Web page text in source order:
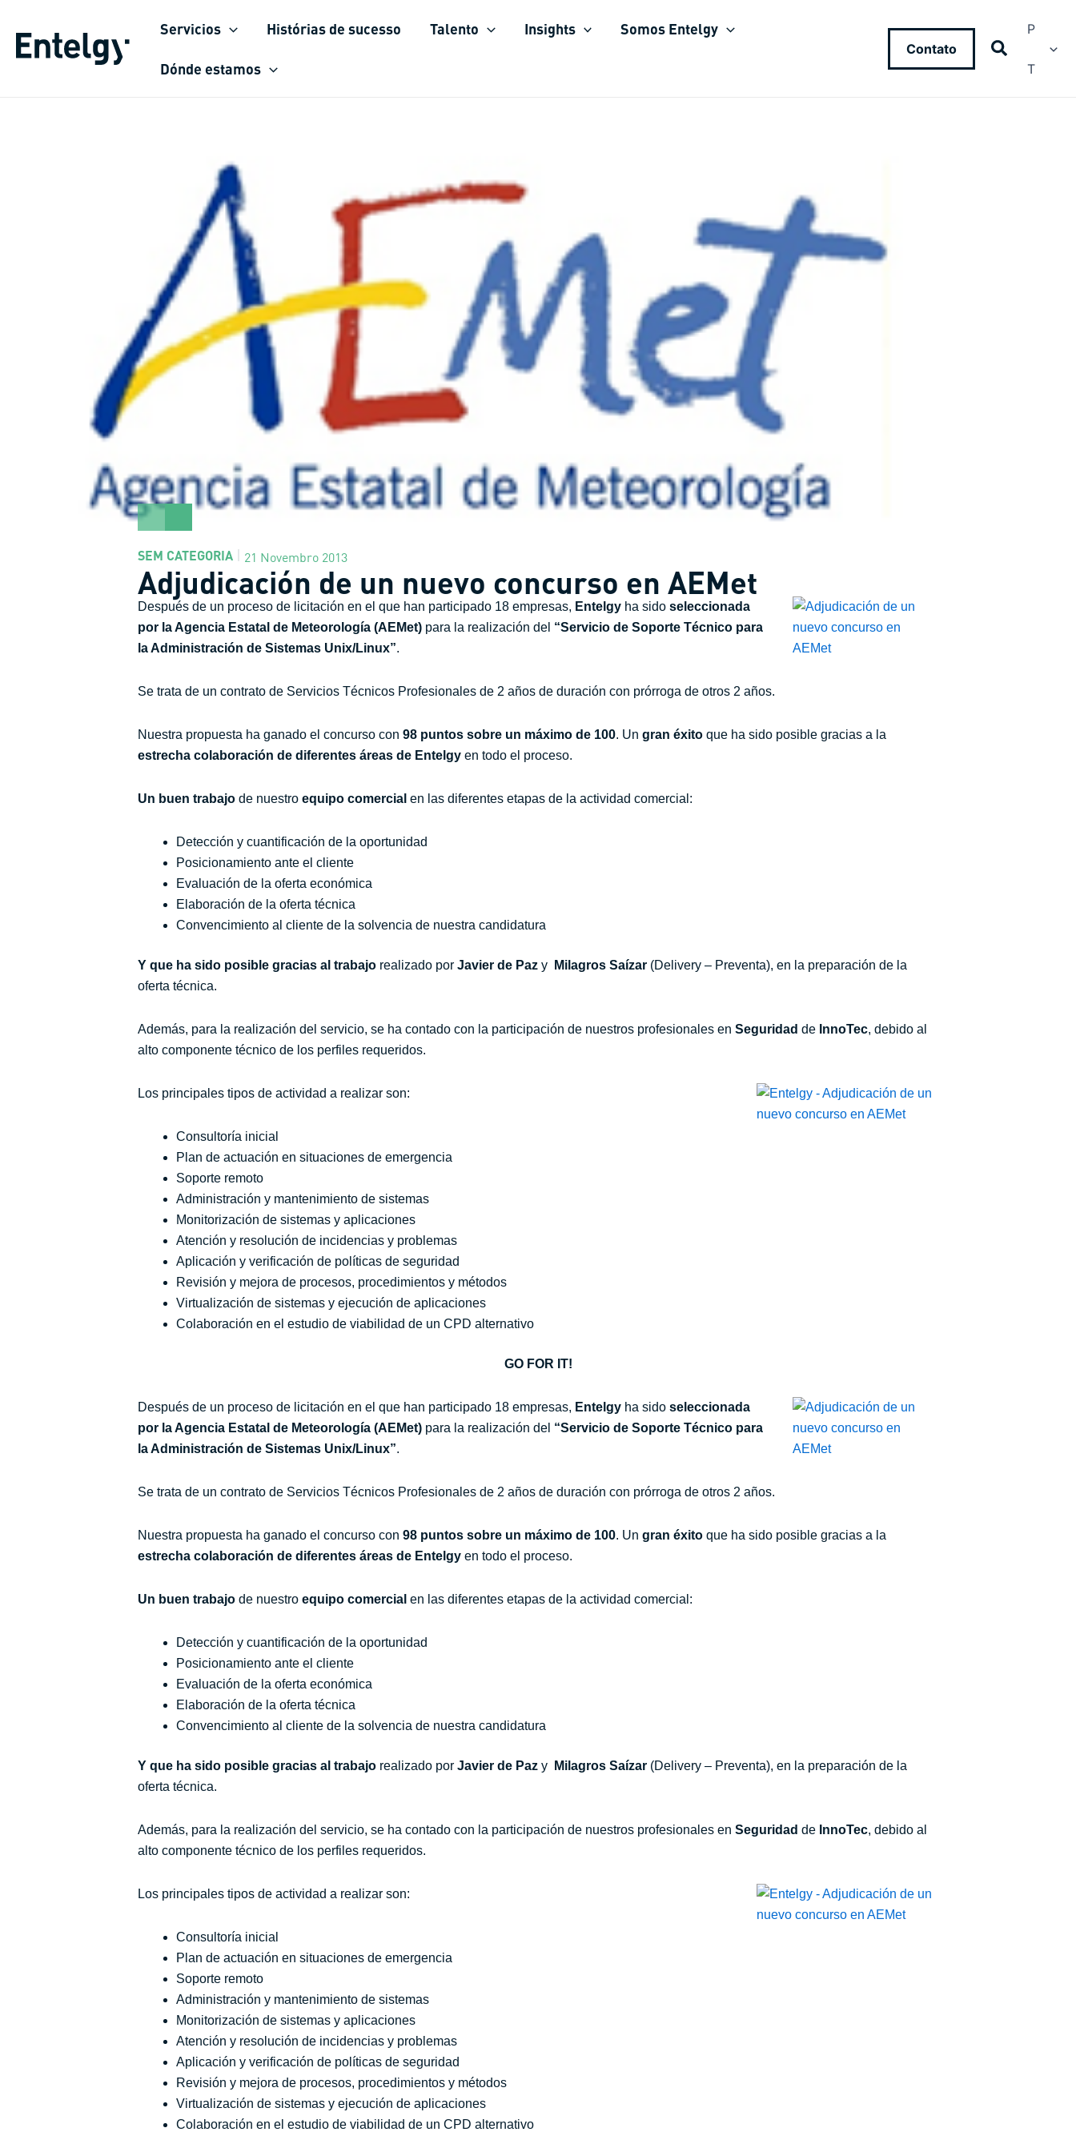
para
Servicios Histórias de sucesso Talento Insights Somos Entelgy
Dónde estamos
Contato
P
T
SEM CATEGORIA 21 Novembro 2013
Adjudicación de un nuevo concurso en AEMet
Después de un proceso de licitación en el que han participado 18 empresas, Entelgy ha sido seleccionada
por la Agencia Estatal de Meteorología (AEMet) para la realización del “Servicio de Soporte Técnico para
la Administración de Sistemas Unix/Linux”.
Se trata de un contrato de Servicios Técnicos Profesionales de 2 años de duración con prórroga de otros 2 años.
Nuestra propuesta ha ganado el concurso con 98 puntos sobre un máximo de 100. Un gran éxito que ha sido posible gracias a la
estrecha colaboración de diferentes áreas de Entelgy en todo el proceso.
Un buen trabajo de nuestro equipo comercial en las diferentes etapas de la actividad comercial:
Detección y cuantificación de la oportunidad
Posicionamiento ante el cliente
Evaluación de la oferta económica
Elaboración de la oferta técnica
Convencimiento al cliente de la solvencia de nuestra candidatura
Y que ha sido posible gracias al trabajo realizado por Javier de Paz y Milagros Saízar (Delivery – Preventa), en la preparación de la
oferta técnica.
Además, para la realización del servicio, se ha contado con la participación de nuestros profesionales en Seguridad de InnoTec, debido al
alto componente técnico de los perfiles requeridos.
Los principales tipos de actividad a realizar son:
Consultoría inicial
Plan de actuación en situaciones de emergencia
Soporte remoto
Administración y mantenimiento de sistemas
Monitorización de sistemas y aplicaciones
Atención y resolución de incidencias y problemas
Aplicación y verificación de políticas de seguridad
Revisión y mejora de procesos, procedimientos y métodos
Virtualización de sistemas y ejecución de aplicaciones
Colaboración en el estudio de viabilidad de un CPD alternativo
GO FOR IT!
Después de un proceso de licitación en el que han participado 18 empresas, Entelgy ha sido seleccionada
por la Agencia Estatal de Meteorología (AEMet) para la realización del “Servicio de Soporte Técnico para
la Administración de Sistemas Unix/Linux”.
Se trata de un contrato de Servicios Técnicos Profesionales de 2 años de duración con prórroga de otros 2 años.
Nuestra propuesta ha ganado el concurso con 98 puntos sobre un máximo de 100. Un gran éxito que ha sido posible gracias a la
estrecha colaboración de diferentes áreas de Entelgy en todo el proceso.
Un buen trabajo de nuestro equipo comercial en las diferentes etapas de la actividad comercial:
Detección y cuantificación de la oportunidad
Posicionamiento ante el cliente
Evaluación de la oferta económica
Elaboración de la oferta técnica
Convencimiento al cliente de la solvencia de nuestra candidatura
Y que ha sido posible gracias al trabajo realizado por Javier de Paz y Milagros Saízar (Delivery – Preventa), en la preparación de la
oferta técnica.
Además, para la realización del servicio, se ha contado con la participación de nuestros profesionales en Seguridad de InnoTec, debido al
alto componente técnico de los perfiles requeridos.
Los principales tipos de actividad a realizar son:
Consultoría inicial
Plan de actuación en situaciones de emergencia
Soporte remoto
Administración y mantenimiento de sistemas
Monitorización de sistemas y aplicaciones
Atención y resolución de incidencias y problemas
Aplicación y verificación de políticas de seguridad
Revisión y mejora de procesos, procedimientos y métodos
Virtualización de sistemas y ejecución de aplicaciones
Colaboración en el estudio de viabilidad de un CPD alternativo